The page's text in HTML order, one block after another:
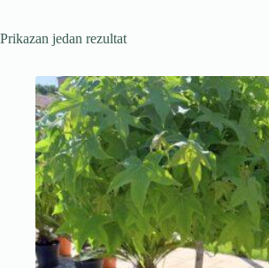
Prikazan jedan rezultat